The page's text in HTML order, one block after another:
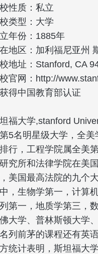
性质：私立
类型：大学
年份：1885年
地区：加利福尼亚州
地址：Stanford, CA
官网：http://
得中国教育部认证
福大学,stanford
5名明星级大学，全
行，工程学院属全美
究所和法律学院在美
美国最高法院的九个
，生物学第一，计算
第一，地质学第三，
大学、普林斯顿大学
列前茅的课程还有英
统计表明，斯坦福大